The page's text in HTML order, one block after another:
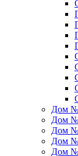
Дом
Дом
Дом
Дом
Дом